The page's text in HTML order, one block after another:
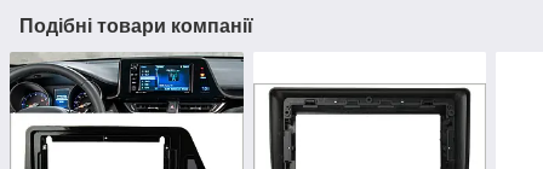
Подібні товари компанії